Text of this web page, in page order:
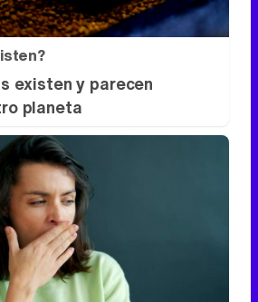
existen y parecen
planeta